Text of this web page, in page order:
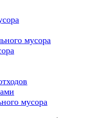
мусора
мусора